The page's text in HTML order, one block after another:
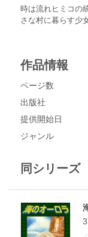
時は流れヒミコ
さな村に暮らす少
った時からレイ
して、ルツが選ば
人は……
作品情報
ページ数
出版社
提供開始日
ジャンル
同シリーズ